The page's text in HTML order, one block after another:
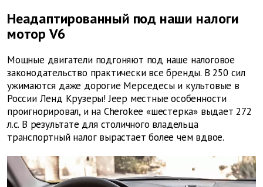
Неадаптированный под наши налоги
мотор V6
Мощные двигатели подгоняют под наше налоговое
законодательство практически все бренды. В 250 сил
ужимаются даже дорогие Мерседесы и культовые в
России Ленд Крузеры! Jeep местные особенности
проигнорировал, и на Cherokee «шестерка» выдает 272
л.с. В результате для столичного владельца
транспортный налог вырастает более чем вдвое.